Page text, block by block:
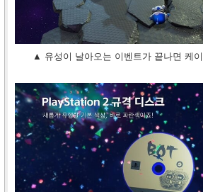
▲ 유성이 날아오는 이벤트가 끝나면 케